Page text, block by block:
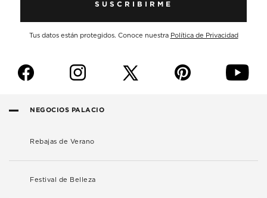
SUSCRIBIRME
Tus datos están protegidos. Conoce nuestra Política de Privacidad
f i p y
NEGOCIOS PALACIO
Rebajas de Verano
Festival de Belleza